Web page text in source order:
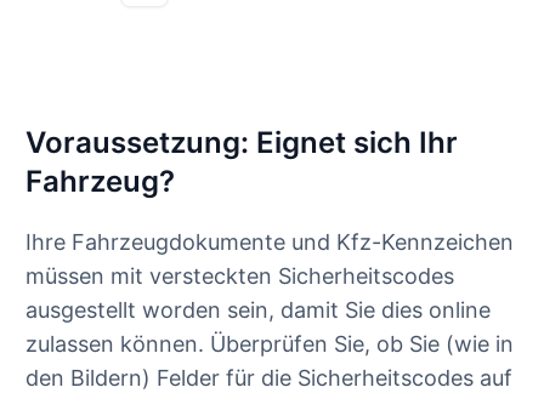
Voraussetzung: Eignet sich Ihr
Fahrzeug?
Ihre Fahrzeugdokumente und Kfz-Kennzeichen
müssen mit versteckten Sicherheitscodes
ausgestellt worden sein, damit Sie dies online
zulassen können. Überprüfen Sie, ob Sie (wie in
den Bildern) Felder für die Sicherheitscodes auf